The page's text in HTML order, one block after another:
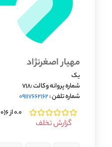
مهیار اصغرنژاد
یک
شماره پروانه وکالت :718
شماره تلفن :09117662162
0.0 از 6
(0 نظر)
گزارش تخلف